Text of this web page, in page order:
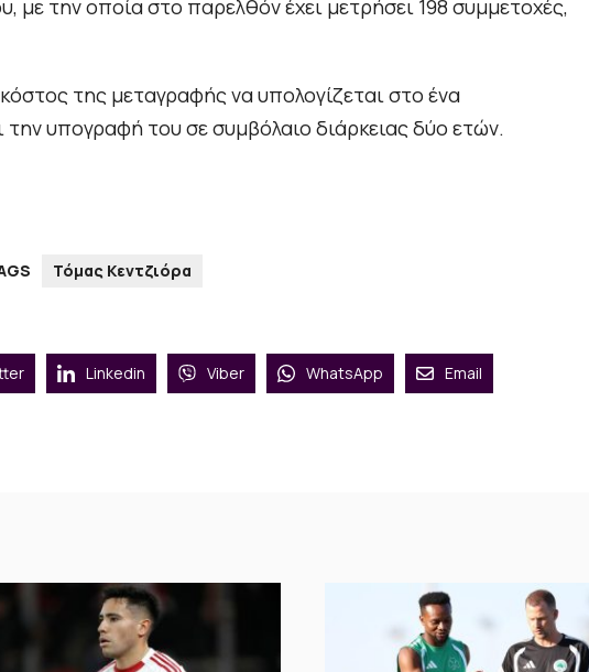
με την οποία στο παρελθόν έχει μετρήσει 198 συμμετοχές,
της μεταγραφής να υπολογίζεται στο ένα
υπογραφή του σε συμβόλαιο διάρκειας δύο ετών.
Τόμας Κεντζιόρα
Linkedin Viber WhatsApp Email